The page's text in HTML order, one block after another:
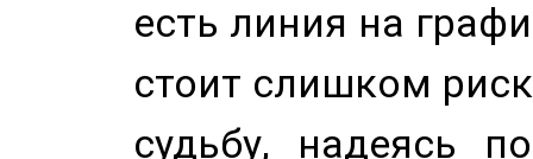
есть линия на
стоит слишком
судьбу, надеясь